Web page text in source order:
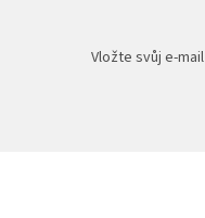
Vložte svůj e-